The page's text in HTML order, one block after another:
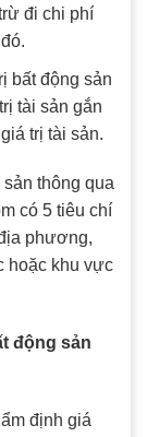
đi chi phí
bất động sản
tài sản gắn
trị tài sản.
thông qua
có 5 tiêu chí
phương,
hoặc khu vực
động sản
định giá